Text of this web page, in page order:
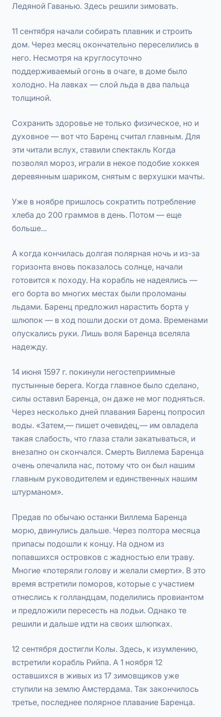
Ледяной Гаванью. Здесь решили зимовать.
11 сентября начали собирать плавник и строить
дом. Через месяц окончательно переселились в
него. Несмотря на круглосуточно
поддерживаемый огонь в очаге, в доме было
холодно. На лавках — слой льда в два пальца
толщиной.
Сохранить здоровье не только физическое, но и
духовное — вот что Баренц считал главным. Для
эти читали вслух, ставили спектакль Когда
позволял мороз, играли в некое подобие хоккея
деревянным шариком, снятым с верхушки мачты.
Уже в ноябре пришлось сократить потребление
хлеба до 200 граммов в день. Потом — еще
больше...
А когда кончилась долгая полярная ночь и из-за
горизонта вновь показалось солнце, начали
готовится к походу. На корабль не надеялись —
его борта во многих местах были проломаны
льдами. Баренц предложил нарастить борта у
шлюпок — в ход пошли доски от дома. Временами
опускались руки. Лишь воля Баренца вселяла
надежду.
14 июня 1597 г. покинули негостеприимные
пустынные берега. Когда главное было сделано,
силы оставил Баренца, он даже не мог подняться.
Через несколько дней плавания Баренц попросил
воды. «Затем,— пишет очевидец,— им овладела
такая слабость, что глаза стали закатываться, и
внезапно он скончался. Смерть Виллема Баренца
очень опечалила нас, потому что он был нашим
главным руководителем и единственных нашим
штурманом».
Предав по обычаю останки Виллема Баренца
морю, двинулись дальше. Через полтора месяца
припасы подошли к концу. На одном из
попавшихся островков с жадностью ели траву.
Многие «потеряли голову и желали смерти». В это
время встретили поморов, которые с участием
отнеслись к голландцам, поделились провиантом
и предложили пересесть на лодьи. Однако те
решили и дальше идти на своих шлюпках.
12 сентября достигли Колы. Здесь, к изумлению,
встретили корабль Рийпа. А 1 ноября 12
оставшихся в живых из 17 зимовщиков уже
ступили на землю Амстердама. Так закончилось
третье, последнее полярное плавание Баренца.